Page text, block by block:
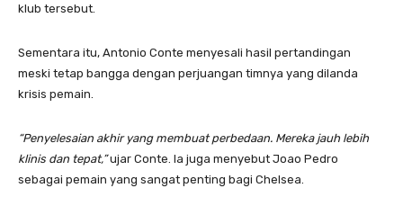
klub tersebut.
Sementara itu, Antonio Conte menyesali hasil pertandingan
meski tetap bangga dengan perjuangan timnya yang dilanda
krisis pemain.
“Penyelesaian akhir yang membuat perbedaan. Mereka jauh lebih
klinis dan tepat,”ujar Conte. Ia juga menyebut Joao Pedro
sebagai pemain yang sangat penting bagi Chelsea.